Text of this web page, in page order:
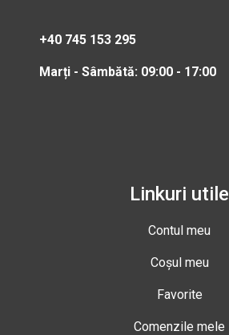
+40 745 153 295
Marți - Sâmbătă: 09:00 - 17:00
Linkuri utile
Contul meu
Coșul meu
Favorite
Comenzile mele